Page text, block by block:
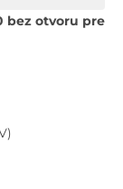
bez otvoru pre